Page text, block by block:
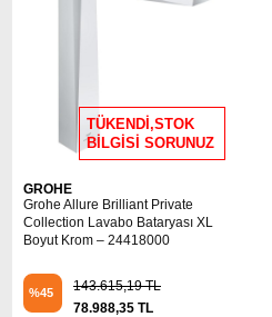
TÜKENDİ,STOK
BİLGİSİ SORUNUZ
GROHE
Grohe Allure Brilliant Private
Collection Lavabo Bataryası XL
Boyut Krom – 24418000
%45
143.615,19 TL
78.988,35 TL